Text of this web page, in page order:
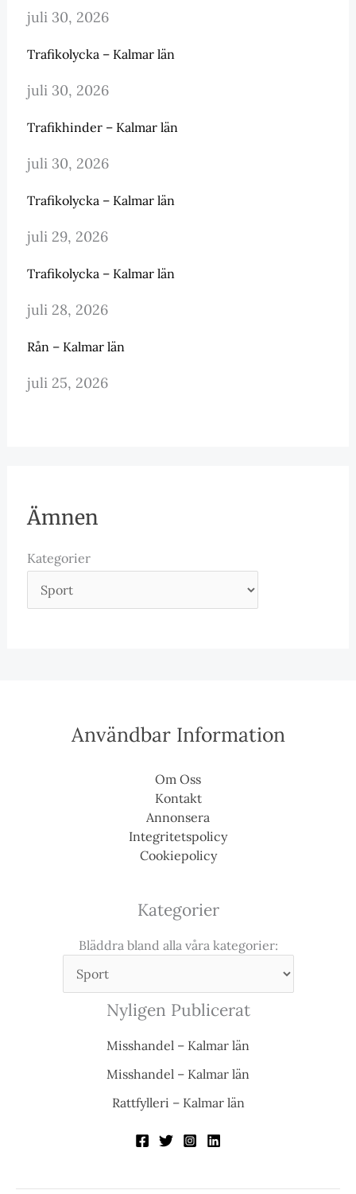
juli 30, 2026
Trafikolycka – Kalmar län
juli 30, 2026
Trafikhinder – Kalmar län
juli 30, 2026
Trafikolycka – Kalmar län
juli 29, 2026
Trafikolycka – Kalmar län
juli 28, 2026
Rån – Kalmar län
juli 25, 2026
Ämnen
Kategorier
Användbar Information
Om Oss
Kontakt
Annonsera
Integritetspolicy
Cookiepolicy
Kategorier
Bläddra bland alla våra kategorier:
Nyligen Publicerat
Misshandel – Kalmar län
Misshandel – Kalmar län
Rattfylleri – Kalmar län